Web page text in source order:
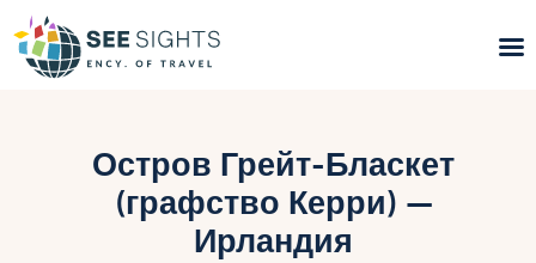
Горящие туры
Остров Грейт-Бласкет
(графство Керри) —
Ирландия